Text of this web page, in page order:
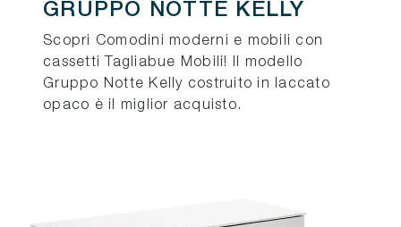
GRUPPO NOTTE KELLY
Scopri Comodini moderni e mobili con
cassetti Tagliabue Mobili! Il modello
Gruppo Notte Kelly costruito in laccato
opaco è il miglior acquisto.